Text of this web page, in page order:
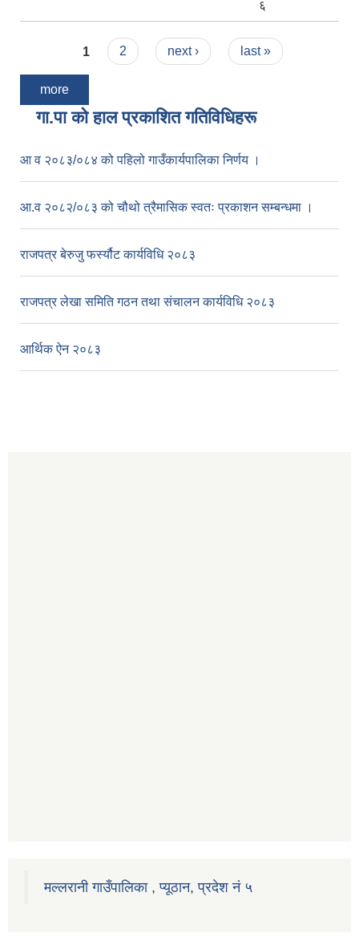
६
Pages
1 2 next › last »
more
गा.पा काे हाल प्रकाशित गतिविधिहरू
आ व २०८३/०८४ को पहिलो गाउँकार्यपालिका निर्णय ।
आ.व २०८२/०८३ को चौथो त्रैमासिक स्वतः प्रकाशन सम्बन्धमा ।
राजपत्र बेरुजु फर्स्यौट कार्यविधि २०८३
राजपत्र लेखा समिति गठन तथा संचालन कार्यविधि २०८३
आर्थिक ऐन २०८३
मल्लरानी गाउँपालिका , प्यूठान, प्रदेश नं ५